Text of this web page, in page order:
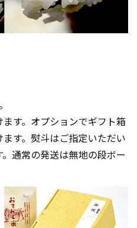
す。オプションでギフト箱
ます。熨斗はご指定いただい
通常の発送は無地の段ボー